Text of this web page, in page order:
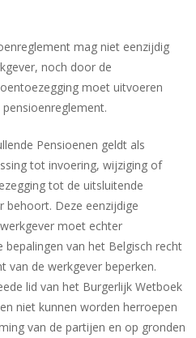
mag niet eenzijdig
noch door de
moet uitvoeren
Pensioenen geldt als
tot invoering, wijziging of
tot de uitsluitende
behoort. Deze eenzijdige
moet echter
bepalingen van het Belgisch recht
van de werkgever beperken.
lid van het Burgerlijk Wetboek
niet kunnen worden herroepen
van de partijen en op gronden